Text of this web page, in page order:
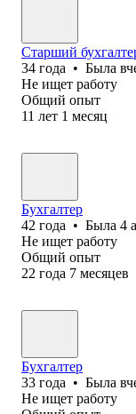
Старший
34 года • Была
Не ищет работу
Общий опыт
11 лет 1 месяц
Бухгалтер
42 года • Была 4
Не ищет работу
Общий опыт
22 года 7 месяцев
Бухгалтер
33 года • Была
Не ищет работу